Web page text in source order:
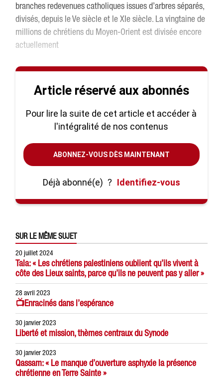
branches redevenues catholiques issues d’arbres séparés,
divisés, depuis le Ve siècle et le XIe siècle. La vingtaine de
millions de chrétiens du Moyen-Orient est divisée encore
actuellement
Article réservé aux abonnés
Pour lire la suite de cet article et accéder à
l'intégralité de nos contenus
ABONNEZ-VOUS DÈS MAINTENANT
Déjà abonné(e) ? Identifiez-vous
SUR LE MÊME SUJET
20 juillet 2024
Tala: « Les chrétiens palestiniens oublient qu’ils vivent à
côte des Lieux saints, parce qu’ils ne peuvent pas y aller »
28 avril 2023
📺Enracinés dans l’espérance
30 janvier 2023
Liberté et mission, thèmes centraux du Synode
30 janvier 2023
Qassam: « Le manque d’ouverture asphyxie la présence
chrétienne en Terre Sainte »